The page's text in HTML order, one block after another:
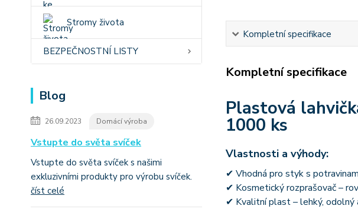
Stromy života
BEZPEČNOSTNÍ LISTY
Blog
26.09.2023 Domácí výroba
Vstupte do světa svíček
Vstupte do světa svíček s našimi
exkluzivními produkty pro výrobu svíček.
číst celé
Kompletní specifikace
Kompletní specifikace
Plastová
1000 ks
Vlastnosti a výhody:
✔ Vhodná pro styk s
✔ Kosmetický rozprašovač –
✔ Kvalitní plast – lehký, odolný